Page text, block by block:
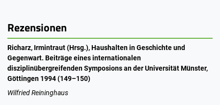
Rezensionen
Richarz, Irmintraut (Hrsg.), Haushalten in Geschichte und
Gegenwart. Beiträge eines internationalen
disziplinübergreifenden Symposions an der Universität Münster,
Göttingen 1994 (149–150)
Wilfried Reininghaus